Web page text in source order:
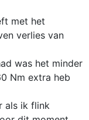
met het
verlies van
was het minder
Nm extra heb
als ik flink